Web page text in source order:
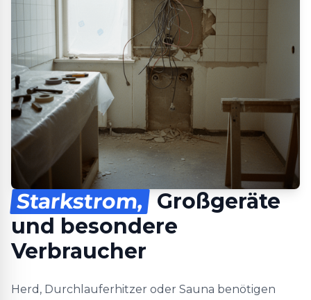
Starkstrom,
Großgeräte
und besondere
Verbraucher
Herd, Durchlauferhitzer oder Sauna benötigen